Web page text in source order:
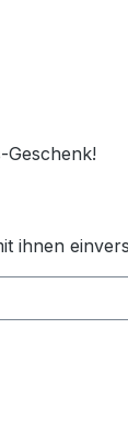
Geschenk!
ihnen